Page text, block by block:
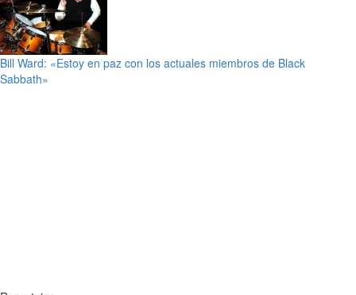
Bill Ward: «Estoy en paz con los actuales miembros de Black
Sabbath»